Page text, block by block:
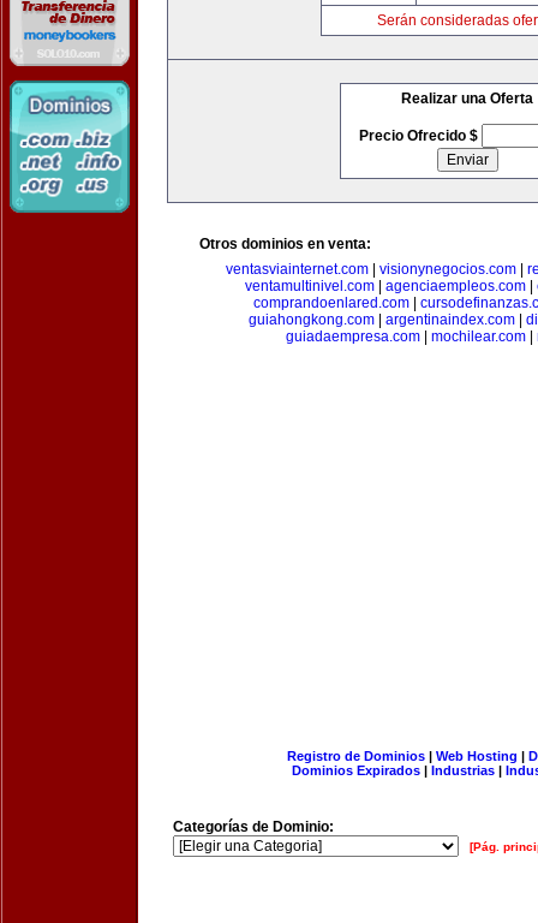
Serán consideradas
Realizar una Oferta
Precio Ofrecido $
Otros dominios en venta:
ventasviainternet.com
visionynegocios.com
ventamultinivel.com| agenciaempleos.com|
comprandoenlared.com|
guiahongkong.com| argentinaindex.com|
guiadaempresa.com
mochilear.com
Registro de Dominios| Web Hosting |
Dominios Expirados | Industrias |
Categorías de Dominio:
[Pág.